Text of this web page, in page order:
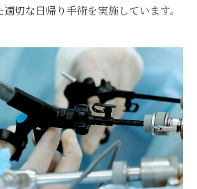
切な日帰り手術を実施しています。